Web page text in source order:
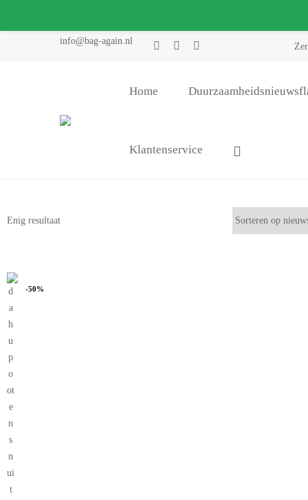
info@bag-again.nl
Home
Klantenservice
Enig resultaat
-50%